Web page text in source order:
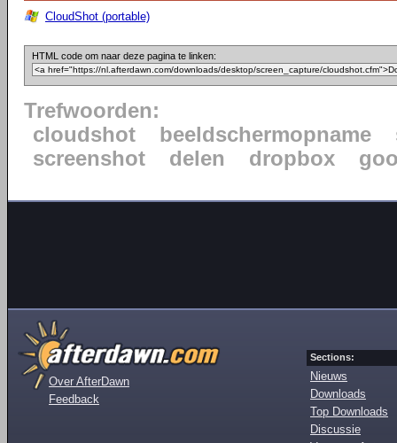
CloudShot (portable)
HTML code om naar deze pagina te linken:
Trefwoorden:
cloudshot
beeldschermopname
screenshot
delen dropbox
Over AfterDawn
Feedback
Sections:
Nieuws
Downloads
Top Downloads
Discussie